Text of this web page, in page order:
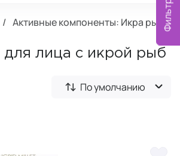
Фильтр
Активные компоненты: Икра рыб
для лица с икрой рыб
По умолчанию